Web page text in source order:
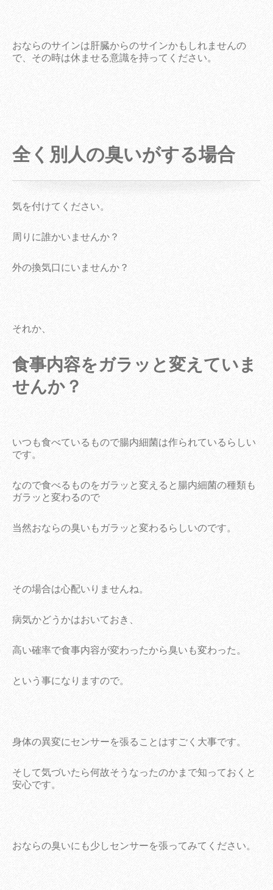
おならのサインは肝臓からのサインかもしれませんの
で、その時は休ませる意識を持ってください。
全く別人の臭いがする場合
気を付けてください。
周りに誰かいませんか？
外の換気口にいませんか？
それか、
食事内容をガラッと変えていま
せんか？
いつも食べているもので腸内細菌は作られているらしい
です。
なので食べるものをガラッと変えると腸内細菌の種類も
ガラッと変わるので
当然おならの臭いもガラッと変わるらしいのです。
その場合は心配いりませんね。
病気かどうかはおいておき、
高い確率で食事内容が変わったから臭いも変わった。
という事になりますので。
身体の異変にセンサーを張ることはすごく大事です。
そして気づいたら何故そうなったのかまで知っておくと
安心です。
おならの臭いにも少しセンサーを張ってみてください。